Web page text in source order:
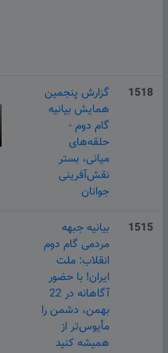
1518
گزارش پنجمین
همایش بیانیه
گام دوم -
حلقه‌های
میانی، بستر
نقش‌آفرینی
جوانان
1515
بیانیه جبهه
مردمی گام دوم
انقلاب: ملت
ایران! با حضور
آگاهانه در 22
بهمن، دشمن را
مأیوس‌تر از
همیشه کنید